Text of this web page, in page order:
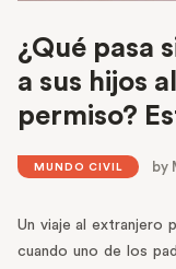
¿Qué pasa
a sus hijos
permiso?
MUNDO CIVIL by
Un viaje al extranjero
cuando uno de los